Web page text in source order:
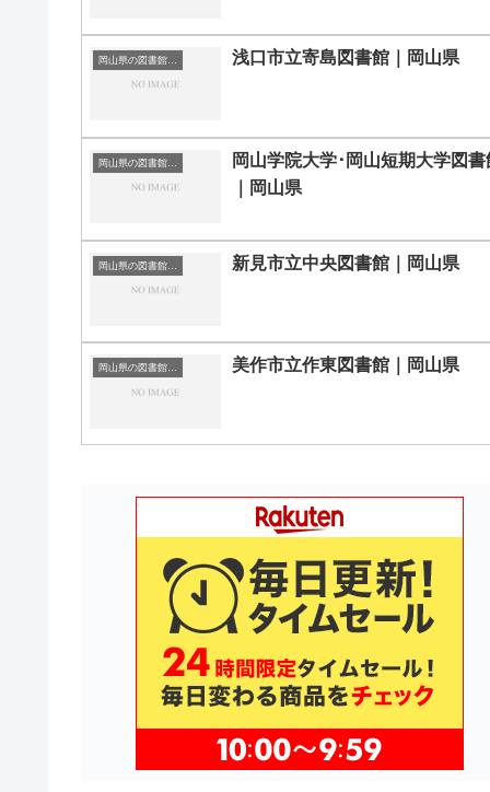
岡山県の図書館｜勉強できる場所 浅口市立寄島図書館｜岡山県
岡山学院大学･岡山短期大学図書
｜岡山県
新見市立中央図書館｜岡山県
岡山県の図書館｜勉強できる場所 美作市立作東図書館｜岡山県